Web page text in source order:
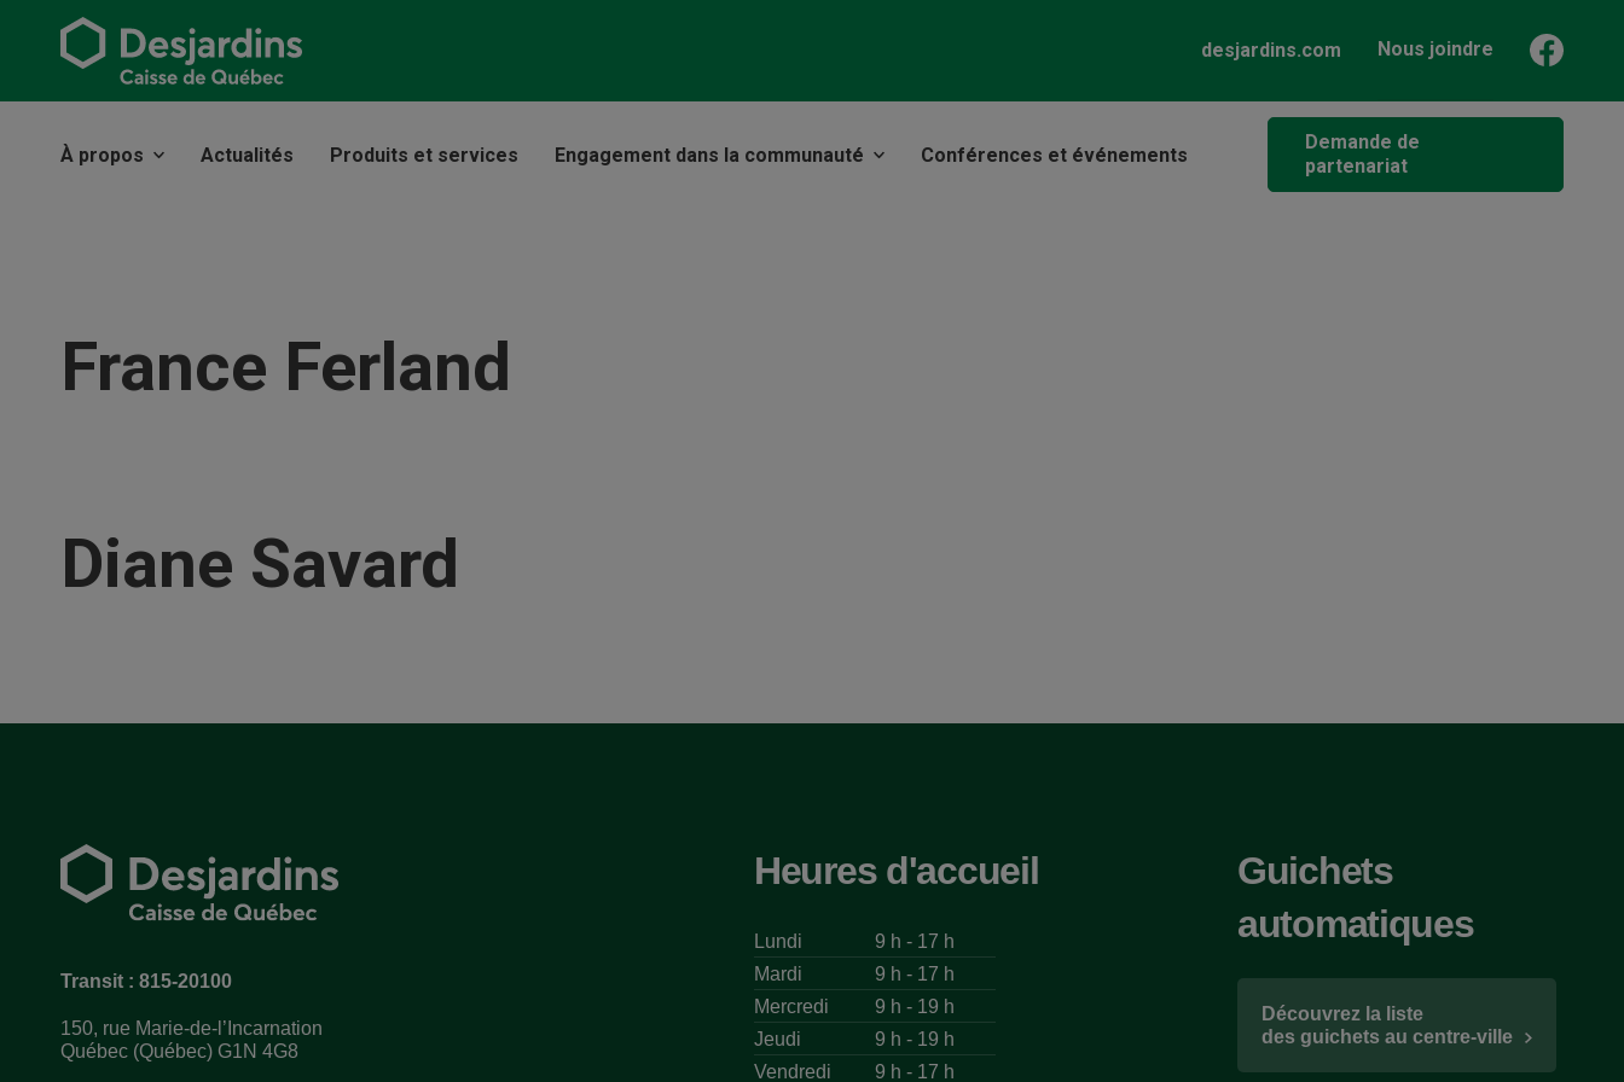
À propos Actualités Produits et services Engagement dans la communauté Conférences et événements
Nous joindre
Demande de
partenariat
desjardins.com
France Ferland
Diane Savard
Transit : 815-20100
150, rue Marie-de-l’Incarnation
Québec (Québec) G1N 4G8
Heures d'accueil
Lundi
9 h - 17 h
Mardi
9 h - 17 h
Mercredi
9 h - 19 h
Jeudi
9 h - 19 h
Vendredi
9 h - 17 h
Guichets
automatiques
Découvrez la liste
des guichets au centre-ville